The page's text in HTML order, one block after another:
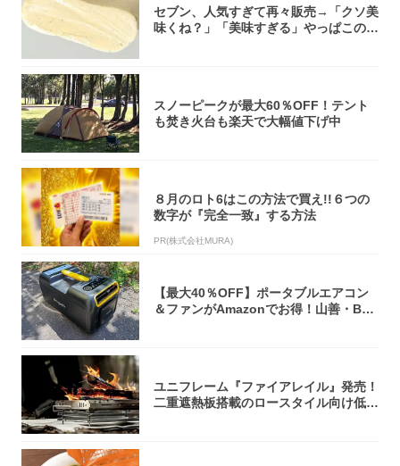
セブン、人気すぎて再々販売→「クソ美
味くね？」「美味すぎる」やっぱこのク
スノーピークが最大60％OFF！テント
も焚き火台も楽天で大幅値下げ中
８月のロト6はこの方法で買え!!６つの
数字が『完全一致』する方法
PR(株式会社MURA)
【最大40％OFF】ポータブルエアコン
＆ファンがAmazonでお得！山善・Bo
ユニフレーム『ファイアレイル』発売！
二重遮熱板搭載のロースタイル向け低型